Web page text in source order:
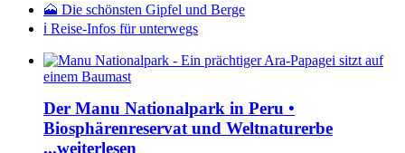
🗻 Die schönsten Gipfel und Berge
ℹ️ Reise-Infos für unterwegs
Der Manu Nationalpark in Peru •
Biosphärenreservat und Weltnaturerbe
...weiterlesen